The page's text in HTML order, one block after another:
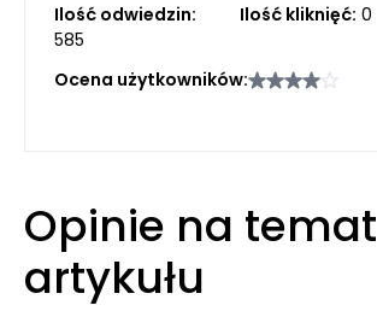
Ilość odwiedzin:
585
Ilość kliknięć: 0
Ocena użytkowników:
Opinie na temat
artykułu